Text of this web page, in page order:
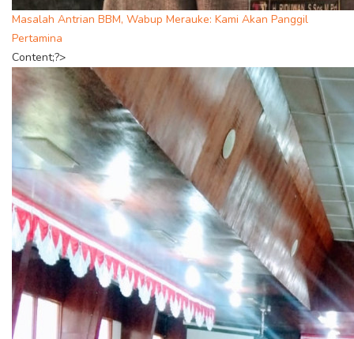
Masalah Antrian BBM, Wabup Merauke: Kami Akan Panggil
Pertamina
Content;?>